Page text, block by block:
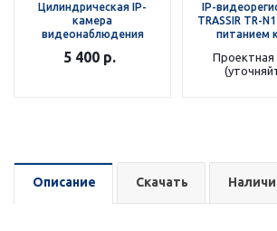
Цилиндрическая IP-
камера
видеонаблюдения
5 400р.
IP-
TRASSIR TR-
питанием
Проектная
Описание Скачать